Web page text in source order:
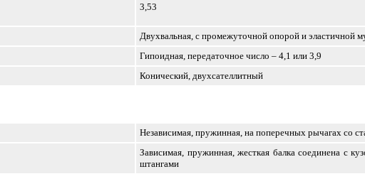
3,53
Двухвальная, с промежуточной опорой и эластичной
Гипоидная, передаточное число – 4,1 или 3,9
Конический, двухсателлитный
Независимая, пружинная, на поперечных рычагах со
Зависимая, пружинная, жесткая балка соединена с
штангами